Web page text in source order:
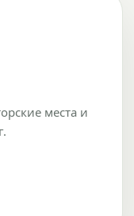
места и